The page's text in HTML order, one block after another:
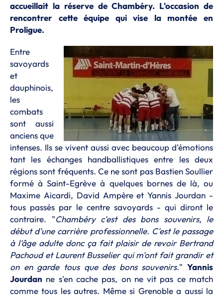
accueillait la réserve de Chambéry. L'occasion de
rencontrer cette équipe qui vise la montée en
Proligue.
Entre
savoyards
et
dauphinois,
les
combats
sont aussi
anciens que
intenses. Ils se vivent aussi avec beaucoup d'émotions
tant les échanges handballistiques entre les deux
régions sont fréquents. Ce ne sont pas Bastien Soullier
formé à Saint-Egrève à quelques bornes de là, ou
Maxime Aicardi, David Ampère et Yannis Jourdan -
tous passés par le centre savoyards - qui diront le
contraire. "Chambéry c'est des bons souvenirs, le
début d'une carrière professionnelle. C'est le passage
à l'âge adulte donc ça fait plaisir de revoir Bertrand
Pachoud et Laurent Busselier qui m'ont fait grandir et
on en garde tous que des bons souvenirs." Yannis
Jourdan ne s'en cache pas, on ne vit pas ce match
comme tous les autres. Même si Grenoble a aussi la